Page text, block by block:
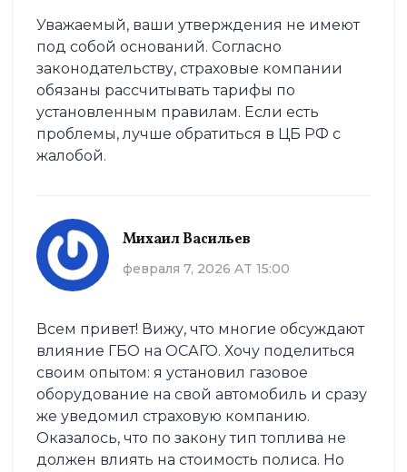
Уважаемый, ваши утверждения не имеют
под собой оснований. Согласно
законодательству, страховые компании
обязаны рассчитывать тарифы по
установленным правилам. Если есть
проблемы, лучше обратиться в ЦБ РФ с
жалобой.
Михаил Васильев
февраля 7, 2026 AT 15:00
Всем привет! Вижу, что многие обсуждают
влияние ГБО на ОСАГО. Хочу поделиться
своим опытом: я установил газовое
оборудование на свой автомобиль и сразу
же уведомил страховую компанию.
Оказалось, что по закону тип топлива не
должен влиять на стоимость полиса. Но